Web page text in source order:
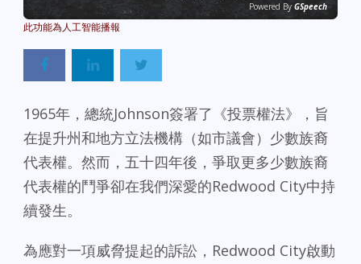
Powered By GSpeech
1965年，總統Johnson簽署了《投票權法》，旨
在提升州和地方立法機構（如市議會）少數族裔
代表權。 然而，五十四年後，爭取更多少數族裔
代表權的鬥爭卻在我們深愛的Redwood City中持
續發生。
為應對一項威脅提起的訴訟，Redwood City啟動